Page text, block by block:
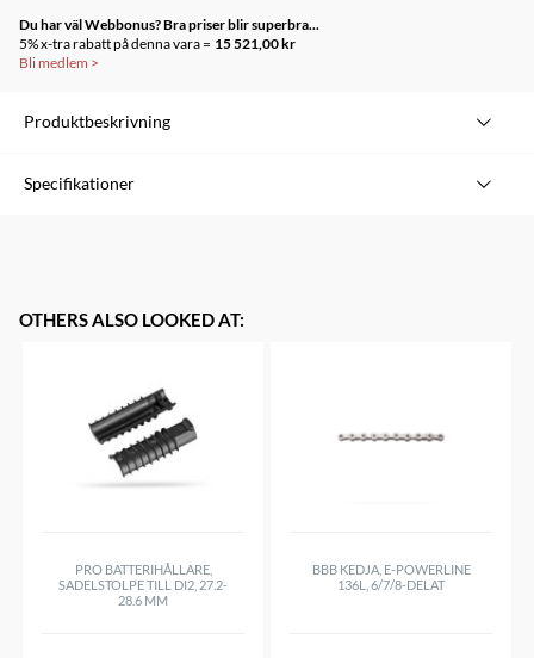
Du har väl Webbonus? Bra priser blir superbra...
5% x-tra rabatt på denna vara = 15 521,00 kr
Bli medlem >
Produktbeskrivning
1 st ISMBB93B Vevlager HT2
1 st ICNHG90011116 Kedja
Specifikationer
OTHERS ALSO LOOKED AT:
PRO BATTERIHÅLLARE,
SADELSTOLPE TILL DI2, 27.2-
28.6 MM
BBB KEDJA, E-POWERLINE
136L, 6/7/8-DELAT